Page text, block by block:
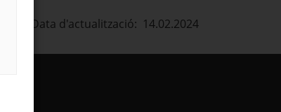
Data d'actualització: 14.02.2024